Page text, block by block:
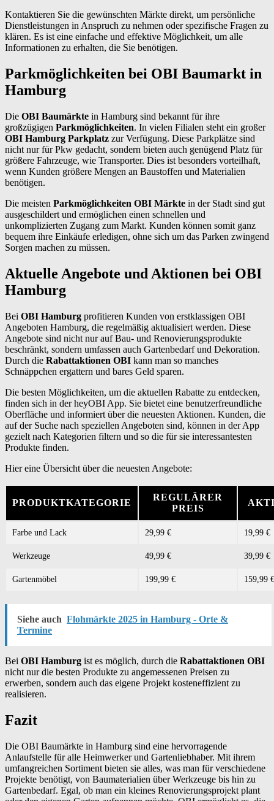
Kontaktieren Sie die gewünschten Märkte direkt, um persönliche
Dienstleistungen in Anspruch zu nehmen oder spezifische Fragen zu
klären. Es ist eine einfache und effektive Möglichkeit, um alle
Informationen zu erhalten, die Sie benötigen.
Parkmöglichkeiten bei OBI Baumarkt in
Hamburg
Die OBI Baumärkte in Hamburg sind bekannt für ihre
großzügigen Parkmöglichkeiten. In vielen Filialen steht ein großer
OBI Hamburg Parkplatz zur Verfügung. Diese Parkplätze sind
nicht nur für Pkw gedacht, sondern bieten auch genügend Platz für
größere Fahrzeuge, wie Transporter. Dies ist besonders vorteilhaft,
wenn Kunden größere Mengen an Baustoffen und Materialien
benötigen.
Die meisten Parkmöglichkeiten OBI Märkte in der Stadt sind gut
ausgeschildert und ermöglichen einen schnellen und
unkomplizierten Zugang zum Markt. Kunden können somit ganz
bequem ihre Einkäufe erledigen, ohne sich um das Parken zwingend
Sorgen machen zu müssen.
Aktuelle Angebote und Aktionen bei OBI
Hamburg
Bei OBI Hamburg profitieren Kunden von erstklassigen OBI
Angeboten Hamburg, die regelmäßig aktualisiert werden. Diese
Angebote sind nicht nur auf Bau- und Renovierungsprodukte
beschränkt, sondern umfassen auch Gartenbedarf und Dekoration.
Durch die Rabattaktionen OBI kann man so manches
Schnäppchen ergattern und bares Geld sparen.
Die besten Möglichkeiten, um die aktuellen Rabatte zu entdecken,
finden sich in der heyOBI App. Sie bietet eine benutzerfreundliche
Oberfläche und informiert über die neuesten Aktionen. Kunden, die
auf der Suche nach speziellen Angeboten sind, können in der App
gezielt nach Kategorien filtern und so die für sie interessantesten
Produkte finden.
Hier eine Übersicht über die neuesten Angebote:
PRODUKTKATEGORIE
REGULÄRER
PREIS
Farbe und Lack 29,99 € 19,99 €
Werkzeuge 49,99 € 39,99 €
Gartenmöbel 199,99 € 159,99 €
Siehe auch Flohmärkte 2025 in Hamburg - Orte &
Termine
Bei OBI Hamburg ist es möglich, durch die Rabattaktionen OBI
nicht nur die besten Produkte zu angemessenen Preisen zu
erwerben, sondern auch das eigene Projekt kosteneffizient zu
realisieren.
Fazit
Die OBI Baumärkte in Hamburg sind eine hervorragende
Anlaufstelle für alle Heimwerker und Gartenliebhaber. Mit ihrem
umfangreichen Sortiment bieten sie alles, was man für verschiedene
Projekte benötigt, von Baumaterialien über Werkzeuge bis hin zu
Gartenbedarf. Egal, ob man ein kleines Renovierungsprojekt plant